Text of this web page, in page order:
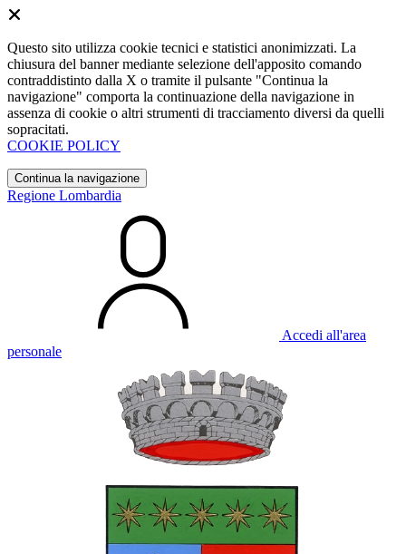
Questo sito utilizza cookie tecnici e statistici anonimizzati. La
chiusura del banner mediante selezione dell'apposito comando
contraddistinto dalla X o tramite il pulsante "Continua la
navigazione" comporta la continuazione della navigazione in
assenza di cookie o altri strumenti di tracciamento diversi da quelli
sopracitati.
COOKIE POLICY
Continua la navigazione
Regione Lombardia
Accedi all'area
personale